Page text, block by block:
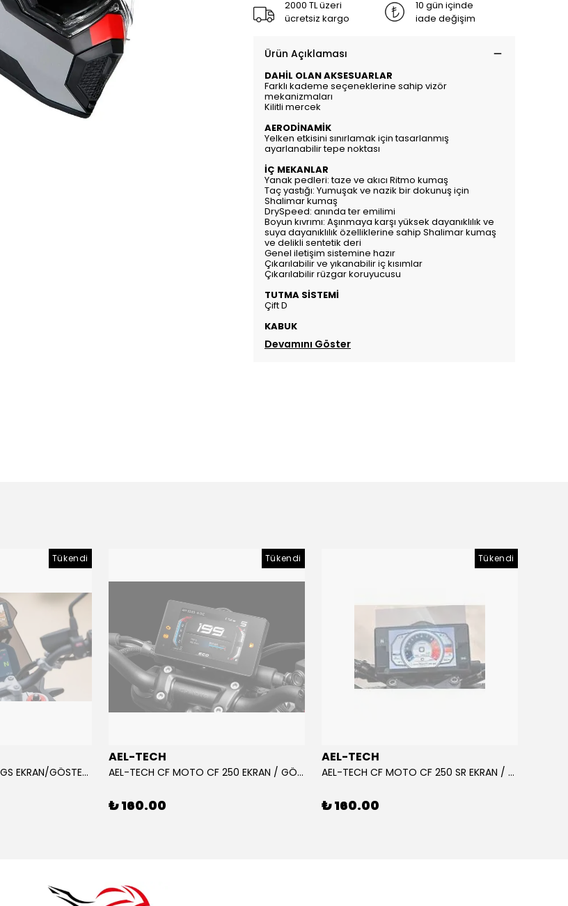
2000 TL üzeri
ücretsiz kargo
10 gün içinde
iade değişim
Ürün Açıklaması
DAHİL OLAN AKSESUARLAR
Farklı kademe seçeneklerine sahip vizör
mekanizmaları
Kilitli mercek
AERODİNAMİK
Yelken etkisini sınırlamak için tasarlanmış
ayarlanabilir tepe noktası
İÇ MEKANLAR
Yanak pedleri: taze ve akıcı Ritmo kumaş
Taç yastığı: Yumuşak ve nazik bir dokunuş için
Shalimar kumaş
DrySpeed: anında ter emilimi
Boyun kıvrımı: Aşınmaya karşı yüksek dayanıklılık ve
suya dayanıklılık özelliklerine sahip Shalimar kumaş
ve delikli sentetik deri
Genel iletişim sistemine hazır
Çıkarılabilir ve yıkanabilir iç kısımlar
Çıkarılabilir rüzgar koruyucusu
TUTMA SİSTEMİ
Çift D
KABUK
Devamını Göster
Tükendi
AEL-TECH BMW F 900 GS EKRAN/GÖSTERGE KORUYUCU 2024-2025
Tükendi
AEL-TECH
AEL-TECH CF MOTO CF 250 EKRAN / GÖSTERGE KORUYUCU 2020-2022
₺ 160.00
Tükendi
AEL-TECH
AEL-TECH CF MOTO CF 250 SR EKRAN / GÖSTERGE KORUYUCU 2023-2025
₺ 160.00